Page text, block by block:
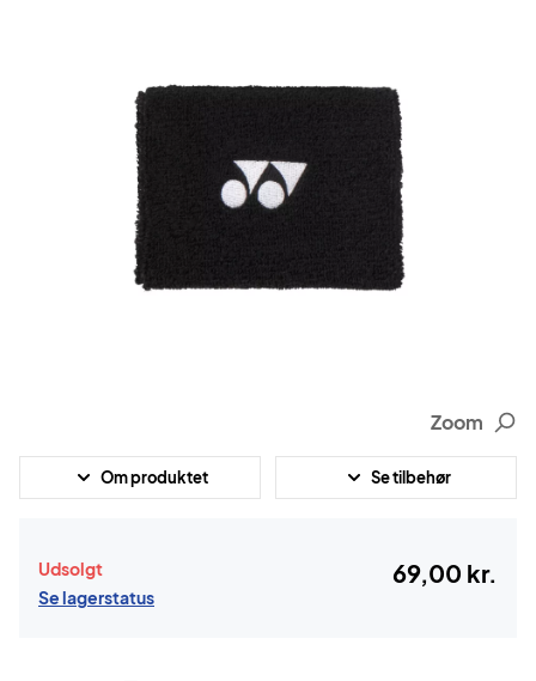
Zoom
Om produktet Se tilbehør
Udsolgt
Se lagerstatus
69,00 kr.